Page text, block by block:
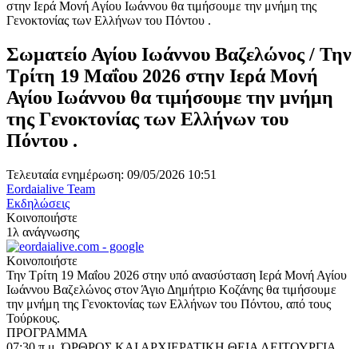
Σωματείο Αγίου Ιωάννου Βαζελώνος / Την
Τρίτη 19 Μαΐου 2026 στην Ιερά Μονή
Αγίου Ιωάννου θα τιμήσουμε την μνήμη
της Γενοκτονίας των Ελλήνων του
Πόντου .
Τελευταία ενημέρωση: 09/05/2026 10:51
Eordaialive Team
Εκδηλώσεις
Κοινοποιήστε
1λ ανάγνωσης
Κοινοποιήστε
Την Τρίτη 19 Μαΐου 2026 στην υπό ανασύσταση Ιερά Μονή Αγίου
Ιωάννου Βαζελώνος στον Άγιο Δημήτριο Κοζάνης θα τιμήσουμε
την μνήμη της Γενοκτονίας των Ελλήνων του Πόντου, από τους
Τούρκους.
ΠΡΟΓΡΑΜΜΑ